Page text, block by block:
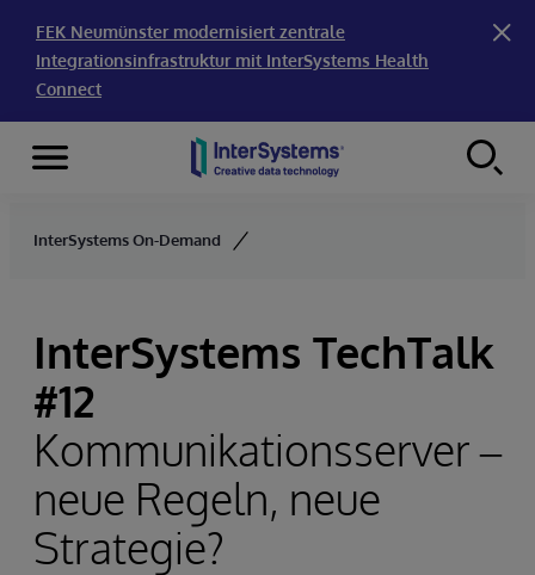
FEK Neumünster modernisiert zentrale
Integrationsinfrastruktur mit InterSystems Health
Connect
Skip to content
Menu
InterSystems On-Demand
InterSystems TechTalk
#12
Kommunikationsserver –
neue Regeln, neue
Strategie?